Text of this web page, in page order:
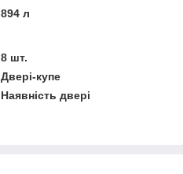
894 л
8 шт.
Двері-купе
Наявність двері